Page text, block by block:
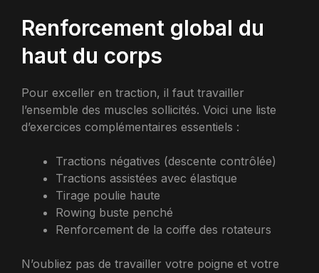
Renforcement global du
haut du corps
Pour exceller en traction, il faut travailler
l’ensemble des muscles sollicités. Voici une liste
d’exercices complémentaires essentiels :
Tractions négatives (descente contrôlée)
Tractions assistées avec élastique
Tirage poulie haute
Rowing buste penché
Renforcement de la coiffe des rotateurs
N’oubliez pas de travailler votre poigne et votre